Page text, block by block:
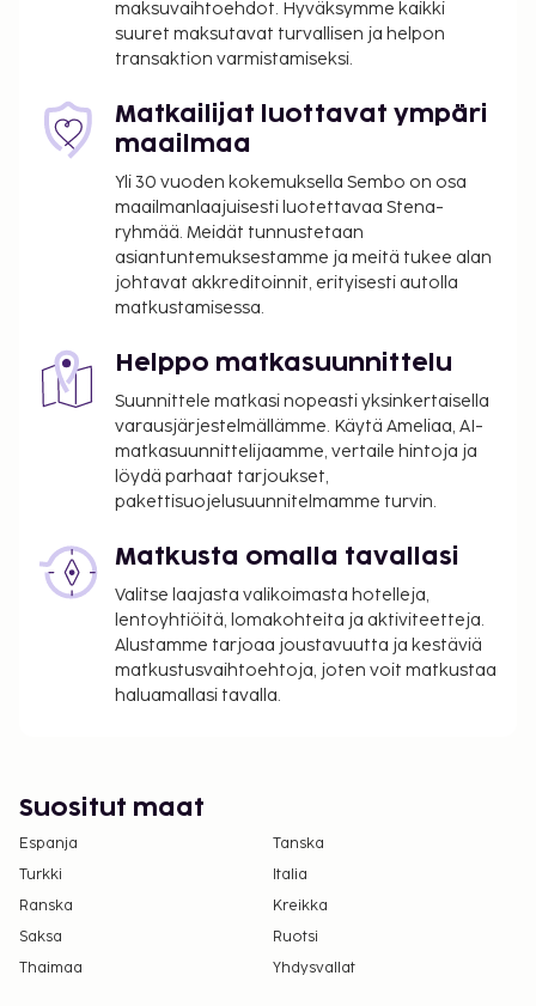
televisio yleisissä tiloissa ja myyntiautomaatti.
Majoituspaikan ravintola, Restaurant Le 15, tarjoaa
kuuluu ranskalainen keittiö. Palveluihin kuuluu myös
kahvila. Baarissa voit nauttia raikasta juotavaa.
arkipäivisin klo 6.30–9.30 ja viikonloppuisin klo
6.30–10.30. Tämän majoituspaikan virallisen
tähtiluokituksen on myöntänyt Ranskan turismin
kehitysjärjestö ATOUT.
Majoituspaikka veloittaa seuraavat paikan päällä
suoritettavat maksut. Maksuihin saattaa sisältyä
sovellettavat verot:
Kaupungin perimä vero: 0.60 EUR per henkilö
per yö. Tätä veroa ei peritä alle 18 vuotta
vanhoilta lapsilta.
ilmoittamat maksut.
Maksu buffetaamiaisesta: noin 9.90 EUR
aikuisille ja 4.95 EUR lapsille
Lemmikit: 5 EUR per lemmikki per yö
Avustajaeläimistä ei veloiteta lisämaksuja
Kansallisten määräysten vuoksi käteismaksut
eivät voi ylittää 1000 EUR:n suuruista summaa
tässä majoituspaikassa. Saat lisätietoja asiasta
ottamalla yhteyttä majoituspaikkaan
varausvahvistuksessa olevien tietojen avulla.
Korkeintaan 11 vuotta vanhat lapset voivat
maksuvaihtoehdot. Hyväksymme kaikki
suuret maksutavat turvallisen ja helpon
transaktion varmistamiseksi.
Matkailijat luottavat ympäri
maailmaa
Yli 30 vuoden kokemuksella Sembo on osa
maailmanlaajuisesti luotettavaa Stena-
ryhmää. Meidät tunnustetaan
asiantuntemuksestamme ja meitä tukee alan
johtavat akkreditoinnit, erityisesti autolla
matkustamisessa.
Helppo matkasuunnittelu
Suunnittele matkasi nopeasti yksinkertaisella
varausjärjestelmällämme. Käytä Ameliaa, AI-
matkasuunnittelijaamme, vertaile hintoja ja
löydä parhaat tarjoukset,
pakettisuojelusuunnitelmamme turvin.
Matkusta omalla tavallasi
Valitse laajasta valikoimasta hotelleja,
lentoyhtiöitä, lomakohteita ja aktiviteetteja.
Alustamme tarjoaa joustavuutta ja kestäviä
matkustusvaihtoehtoja, joten voit matkustaa
haluamallasi tavalla.
Suositut maat
Espanja
Tanska
Turkki
Italia
Ranska
Kreikka
Saksa
Ruotsi
Thaimaa
Yhdysvallat